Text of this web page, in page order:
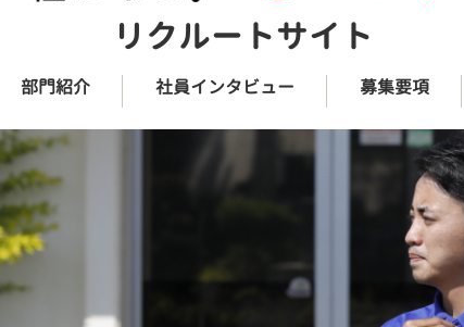
リクルートサイト
部門紹介 社員インタビュー 募集要項